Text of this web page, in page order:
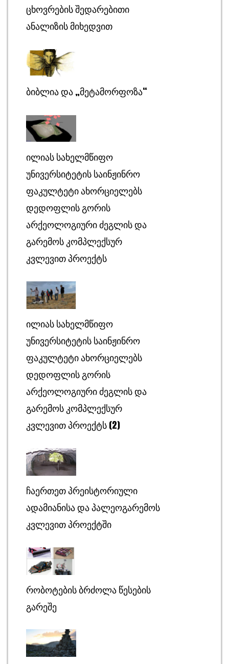
ᲪᲮᲝᲕᲠᲔᲑᲘᲡ ᲨᲔᲓᲐᲠᲔᲑᲘᲗᲘ
ᲐᲜᲐᲚᲘᲖᲘᲡ ᲛᲘᲮᲔᲓᲕᲘᲗ
ᲑᲘᲑᲚᲘᲐ ᲓᲐ „ᲛᲔᲢᲐᲛᲝᲠᲤᲝᲖᲐ“
ᲘᲚᲘᲐᲡ ᲡᲐᲮᲔᲚᲛᲬᲘᲤᲝ
ᲣᲜᲘᲕᲔᲠᲡᲘᲢᲔᲢᲘᲡ ᲡᲐᲘᲜᲟᲘᲜᲠᲝ
ᲤᲐᲙᲣᲚᲢᲔᲢᲘ ᲐᲮᲝᲠᲪᲘᲔᲚᲔᲑᲡ
ᲓᲔᲓᲝᲤᲚᲘᲡ ᲒᲝᲠᲘᲡ
ᲐᲠᲥᲔᲝᲚᲝᲒᲘᲣᲠᲘ ᲫᲔᲒᲚᲘᲡ ᲓᲐ
ᲒᲐᲠᲔᲛᲝᲡ ᲙᲝᲛᲞᲚᲔᲥᲡᲣᲠ
ᲙᲕᲚᲔᲕᲘᲗ ᲞᲠᲝᲔᲥᲢᲡ
ᲘᲚᲘᲐᲡ ᲡᲐᲮᲔᲚᲛᲬᲘᲤᲝ
ᲣᲜᲘᲕᲔᲠᲡᲘᲢᲔᲢᲘᲡ ᲡᲐᲘᲜᲟᲘᲜᲠᲝ
ᲤᲐᲙᲣᲚᲢᲔᲢᲘ ᲐᲮᲝᲠᲪᲘᲔᲚᲔᲑᲡ
ᲓᲔᲓᲝᲤᲚᲘᲡ ᲒᲝᲠᲘᲡ
ᲐᲠᲥᲔᲝᲚᲝᲒᲘᲣᲠᲘ ᲫᲔᲒᲚᲘᲡ ᲓᲐ
ᲒᲐᲠᲔᲛᲝᲡ ᲙᲝᲛᲞᲚᲔᲥᲡᲣᲠ
ᲙᲕᲚᲔᲕᲘᲗ ᲞᲠᲝᲔᲥᲢᲡ (2)
ᲩᲐᲔᲠᲗᲔᲗ ᲞᲠᲔᲘᲡᲢᲝᲠᲘᲣᲚᲘ
ᲐᲓᲐᲛᲘᲐᲜᲘᲡᲐ ᲓᲐ ᲞᲐᲚᲔᲝᲒᲐᲠᲔᲛᲝᲡ
ᲙᲕᲚᲔᲕᲘᲗ ᲞᲠᲝᲔᲥᲢᲨᲘ
ᲠᲝᲑᲝᲢᲔᲑᲘᲡ ᲑᲠᲫᲝᲚᲐ ᲬᲔᲡᲔᲑᲘᲡ
ᲒᲐᲠᲔᲨᲔ